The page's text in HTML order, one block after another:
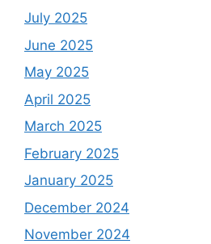
July 2025
June 2025
May 2025
April 2025
March 2025
February 2025
January 2025
December 2024
November 2024